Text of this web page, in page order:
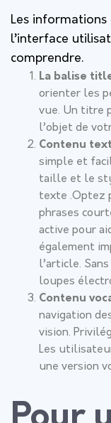
Les
l’interface
comprendre.
La balise
orienter les
vue. Un titre
l’objet de
Contenu
simple et
taille et le
texte .Optez
phrases
active pour
également
l’article.
loupes
Contenu
navigation
vision.
Les
une version